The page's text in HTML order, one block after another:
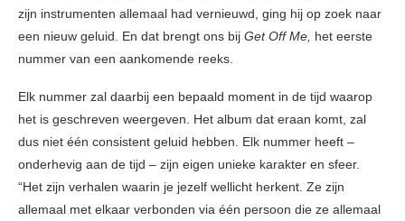
zijn instrumenten allemaal had vernieuwd, ging hij op zoek naar
een nieuw geluid. En dat brengt ons bij Get Off Me, het eerste
nummer van een aankomende reeks.
Elk nummer zal daarbij een bepaald moment in de tijd waarop
het is geschreven weergeven. Het album dat eraan komt, zal
dus niet één consistent geluid hebben. Elk nummer heeft –
onderhevig aan de tijd – zijn eigen unieke karakter en sfeer.
“Het zijn verhalen waarin je jezelf wellicht herkent. Ze zijn
allemaal met elkaar verbonden via één persoon die ze allemaal